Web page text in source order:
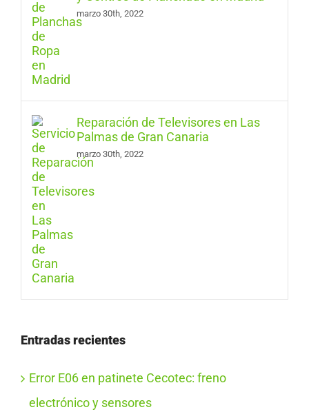
marzo 30th, 2022
Reparación de Televisores en Las
Palmas de Gran Canaria
marzo 30th, 2022
Entradas recientes
Error E06 en patinete Cecotec: freno
electrónico y sensores